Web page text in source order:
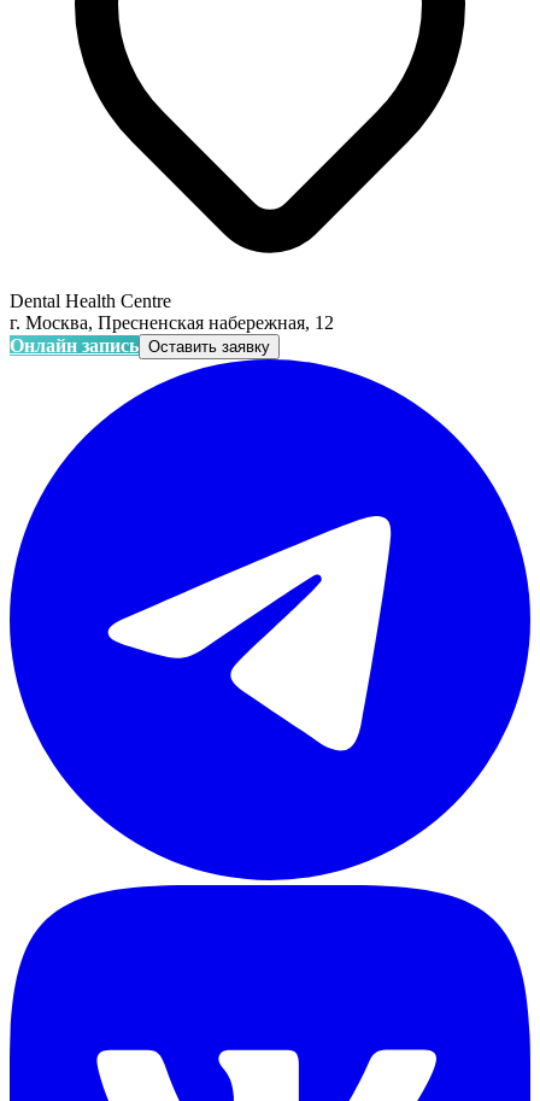
Dental Health Centre
г. Москва, Пресненская набережная, 12
Онлайн запись Оставить заявку